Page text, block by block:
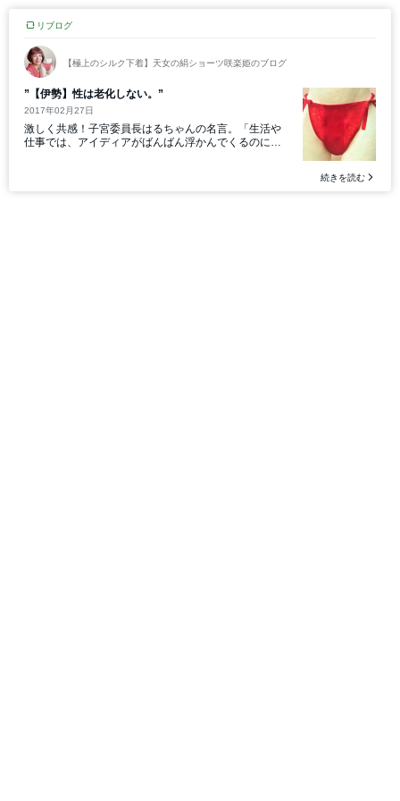
リブログ
【極上のシルク下着】天女の絹ショーツ咲楽姫のブログ
”【伊勢】性は老化しない。”
2017年02月27日
激しく共感！子宮委員長はるちゃんの名言。「生活や
仕事では、アイディアがばんばん浮かんでくるのに、
続きを読む